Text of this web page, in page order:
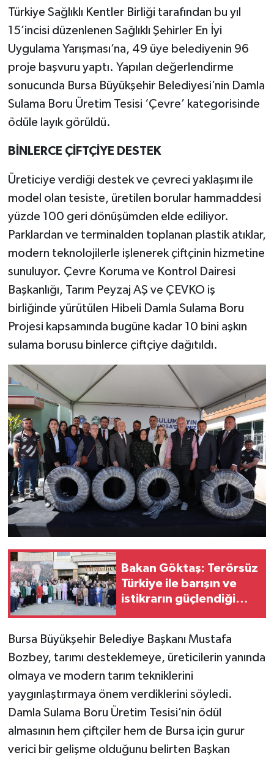
Türkiye Sağlıklı Kentler Birliği tarafından bu yıl
15’incisi düzenlenen Sağlıklı Şehirler En İyi
Uygulama Yarışması’na, 49 üye belediyenin 96
proje başvuru yaptı. Yapılan değerlendirme
sonucunda Bursa Büyükşehir Belediyesi’nin Damla
Sulama Boru Üretim Tesisi ‘Çevre’ kategorisinde
ödüle layık görüldü.
BİNLERCE ÇİFTÇİYE DESTEK
Üreticiye verdiği destek ve çevreci yaklaşımı ile
model olan tesiste, üretilen borular hammaddesi
yüzde 100 geri dönüşümden elde ediliyor.
Parklardan ve terminalden toplanan plastik atıklar,
modern teknolojilerle işlenerek çiftçinin hizmetine
sunuluyor. Çevre Koruma ve Kontrol Dairesi
Başkanlığı, Tarım Peyzaj AŞ ve ÇEVKO iş
birliğinde yürütülen Hibeli Damla Sulama Boru
Projesi kapsamında bugüne kadar 10 bini aşkın
sulama borusu binlerce çiftçiye dağıtıldı.
Bakan Göktaş: Terörsüz
Türkiye ile barışın ve
istikrarın güçlendiği
Bursa Büyükşehir Belediye Başkanı Mustafa
Bozbey, tarımı desteklemeye, üreticilerin yanında
olmaya ve modern tarım tekniklerini
yaygınlaştırmaya önem verdiklerini söyledi.
Damla Sulama Boru Üretim Tesisi’nin ödül
almasının hem çiftçiler hem de Bursa için gurur
verici bir gelişme olduğunu belirten Başkan